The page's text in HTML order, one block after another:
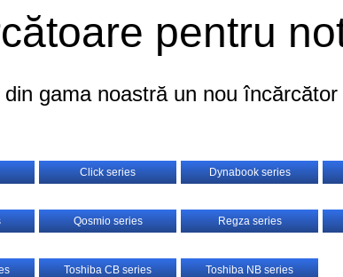
pentru
gama noastră un nou
Click series Dynabook series
Qosmio series Regza series
Toshiba CB series Toshiba NB series